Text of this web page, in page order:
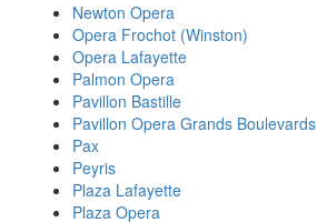
Newton Opera
Opera Frochot (Winston)
Opera Lafayette
Palmon Opera
Pavillon Bastille
Pavillon Opera Grands Boulevards
Pax
Peyris
Plaza Lafayette
Plaza Opera